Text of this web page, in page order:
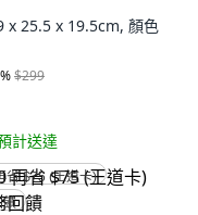
x 25.5 x 19.5cm, 顏色
%$299
計送達
省 $75 (王道卡)
饋